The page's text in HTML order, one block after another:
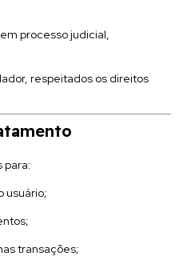
processo judicial,
respeitados os direitos
para:
usuário;
transações;